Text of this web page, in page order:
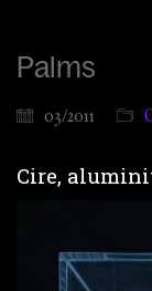
Palms
03/2011
Cire,